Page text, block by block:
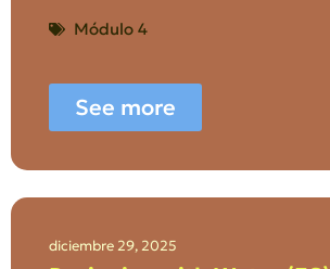
Módulo 4
See more
diciembre 29, 2025